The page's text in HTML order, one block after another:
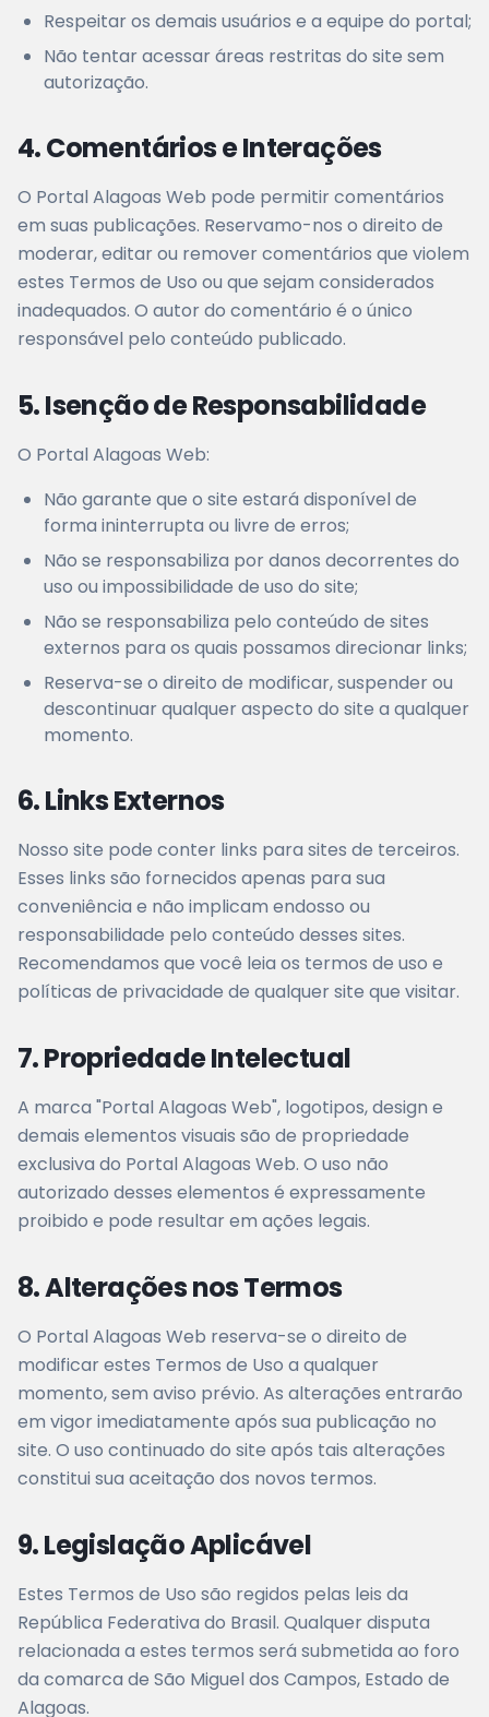
Respeitar os demais usuários e a equipe do portal;
Não tentar acessar áreas restritas do site sem
autorização.
4. Comentários e Interações
O Portal Alagoas Web pode permitir comentários
em suas publicações. Reservamo-nos o direito de
moderar, editar ou remover comentários que violem
estes Termos de Uso ou que sejam considerados
inadequados. O autor do comentário é o único
responsável pelo conteúdo publicado.
5. Isenção de Responsabilidade
O Portal Alagoas Web:
Não garante que o site estará disponível de
forma ininterrupta ou livre de erros;
Não se responsabiliza por danos decorrentes do
uso ou impossibilidade de uso do site;
Não se responsabiliza pelo conteúdo de sites
externos para os quais possamos direcionar links;
Reserva-se o direito de modificar, suspender ou
descontinuar qualquer aspecto do site a qualquer
momento.
6. Links Externos
Nosso site pode conter links para sites de terceiros.
Esses links são fornecidos apenas para sua
conveniência e não implicam endosso ou
responsabilidade pelo conteúdo desses sites.
Recomendamos que você leia os termos de uso e
políticas de privacidade de qualquer site que visitar.
7. Propriedade Intelectual
A marca "Portal Alagoas Web", logotipos, design e
demais elementos visuais são de propriedade
exclusiva do Portal Alagoas Web. O uso não
autorizado desses elementos é expressamente
proibido e pode resultar em ações legais.
8. Alterações nos Termos
O Portal Alagoas Web reserva-se o direito de
modificar estes Termos de Uso a qualquer
momento, sem aviso prévio. As alterações entrarão
em vigor imediatamente após sua publicação no
site. O uso continuado do site após tais alterações
constitui sua aceitação dos novos termos.
9. Legislação Aplicável
Estes Termos de Uso são regidos pelas leis da
República Federativa do Brasil. Qualquer disputa
relacionada a estes termos será submetida ao foro
da comarca de São Miguel dos Campos, Estado de
Alagoas.